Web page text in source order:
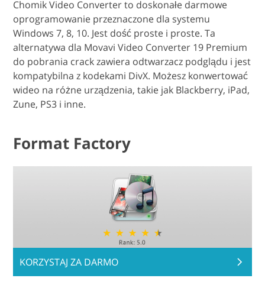
Chomik Video Converter to doskonałe darmowe
oprogramowanie przeznaczone dla systemu
Windows 7, 8, 10. Jest dość proste i proste. Ta
alternatywa dla Movavi Video Converter 19 Premium
do pobrania crack zawiera odtwarzacz podglądu i jest
kompatybilna z kodekami DivX. Możesz konwertować
wideo na różne urządzenia, takie jak Blackberry, iPad,
Zune, PS3 i inne.
Format Factory
KORZYSTAJ ZA DARMO